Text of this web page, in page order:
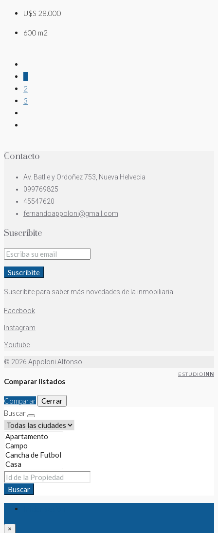
U$S 28.000
600 m2
2
3
Contacto
Av. Batlle y Ordoñez 753, Nueva Helvecia
099769825
45547620
fernandoappoloni@gmail.com
Suscribite
Suscribite
Suscribite para saber más novedades de la inmobiliaria.
Facebook
Instagram
Youtube
© 2026 Appoloni Alfonso
ESTUDIOINN
Comparar listados
Comparar
Cerrar
Buscar
Buscar
×